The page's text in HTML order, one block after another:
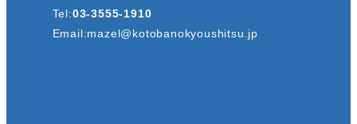
Tel:03-3555-1910
Email:mazel@kotobanokyoushitsu.jp